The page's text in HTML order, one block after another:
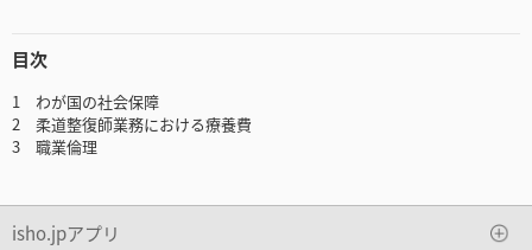
目次
1 わが国の社会保障
2 柔道整復師業務における療養費
3 職業倫理
isho.jpアプリ